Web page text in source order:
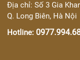
Địa chỉ: Số 3 Gia
Q. Long Biên, Hà Nội
Hotline: